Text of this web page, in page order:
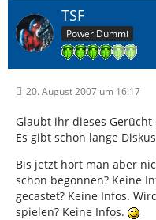
TSF
Power Dummi
20. August 2007 um 16:17
Glaubt ihr dieses Gerücht
Es gibt schon lange
Bis jetzt hört man aber
schon begonnen? Keine
gecastet? Keine Infos.
spielen? Keine Infos.